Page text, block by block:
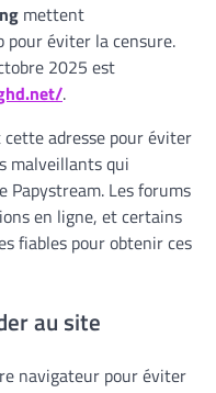
mettent
pour éviter la censure.
2025 est
.
adresse pour éviter
malveillants qui
Papystream. Les forums
en ligne, et certains
fiables pour obtenir ces
au site
navigateur pour éviter